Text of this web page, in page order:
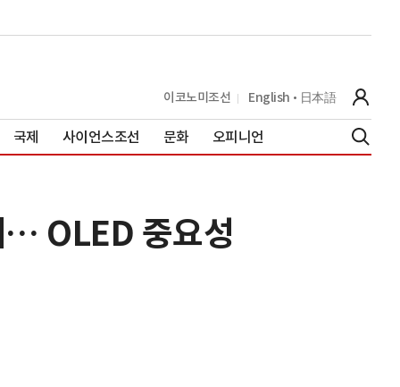
이코노미조선 English 日本語
국제 사이언스조선 문화 오피니언
… OLED 중요성